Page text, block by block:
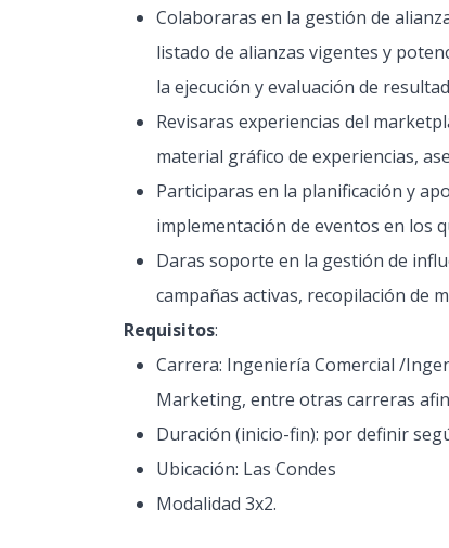
Colaboraras en la gestión de
listado de alianzas vigentes y
la ejecución y evaluación de
Revisaras experiencias del
material gráfico de experiencias,
Participaras en la planificación y
implementación de eventos en los
Daras soporte en la gestión de
campañas activas, recopilación de
Requisitos:
Carrera: Ingeniería Comercial /
Marketing, entre otras carreras
Duración (inicio-fin): por definir
Ubicación: Las Condes
Modalidad 3x2.